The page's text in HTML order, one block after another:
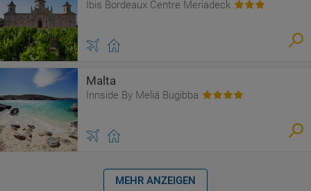
Ibis Bordeaux Centre Meriadeck
Malta
Innside By Meliá Bugibba
MEHR ANZEIGEN